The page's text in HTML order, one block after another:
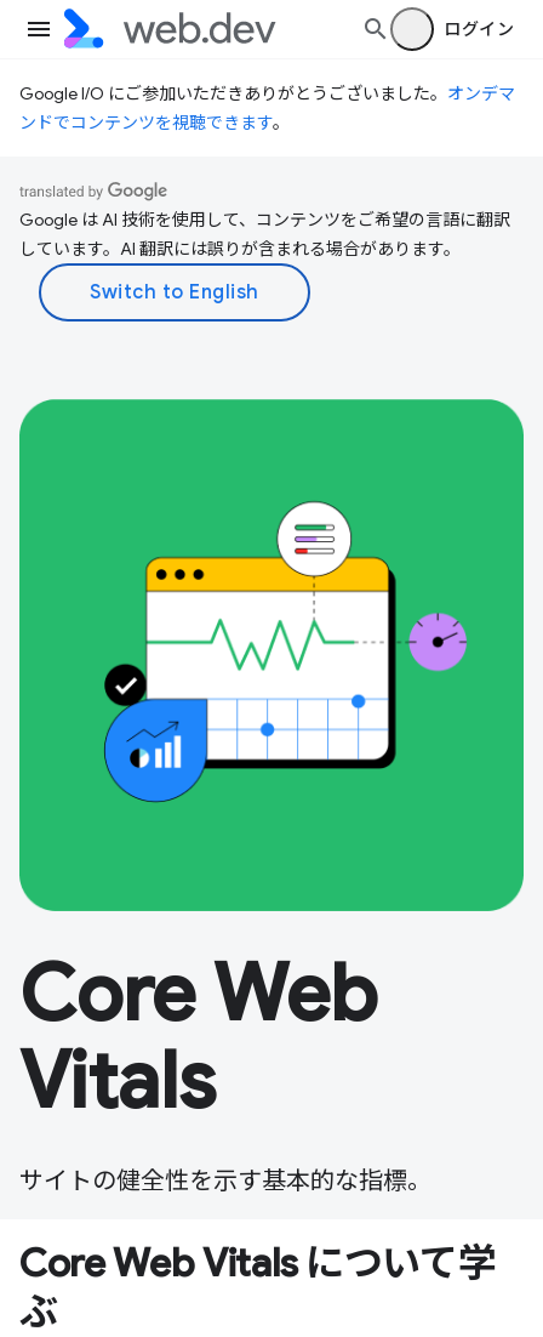
ログイン
Google I/O にご参加いただきありがとうございました。 オンデマ
ンドでコンテンツを視聴できます。
Google は AI 技術を使用して、コンテンツをご希望の言語に翻訳
しています。AI 翻訳には誤りが含まれる場合があります。
Core Web
Vitals
サイトの健全性を示す基本的な指標。
Core Web Vitals について学
ぶ